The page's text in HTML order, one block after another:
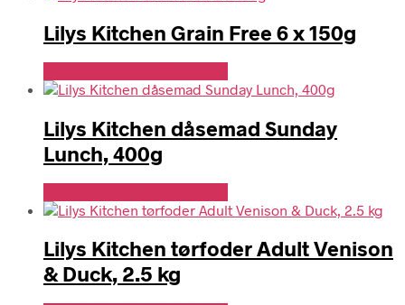
Lilys Kitchen Grain Free 6 x 150g
Lilys Kitchen dåsemad Sunday
Lunch, 400g
Lilys Kitchen tørfoder Adult Venison
& Duck, 2.5 kg